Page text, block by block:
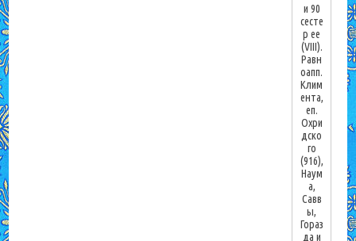
и 90
сесте
р ее
(VIII).
Равн
оапп.
Клим
ента,
еп.
Охри
дско
го
(916),
Наум
а,
Савв
ы,
Гораз
да и